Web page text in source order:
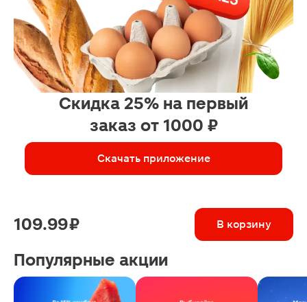
Скидка 25% на первый
заказ от 1000 ₽
Скачать приложение
109.99 ₽ В корзину
Популярные акции